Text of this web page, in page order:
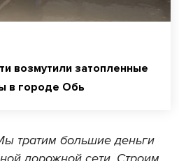
возмутили затопленные
в городе Обь
тратим большие деньги